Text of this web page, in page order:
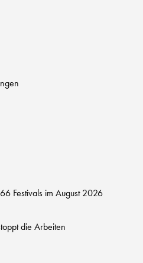
Festivals im August 2026
die Arbeiten